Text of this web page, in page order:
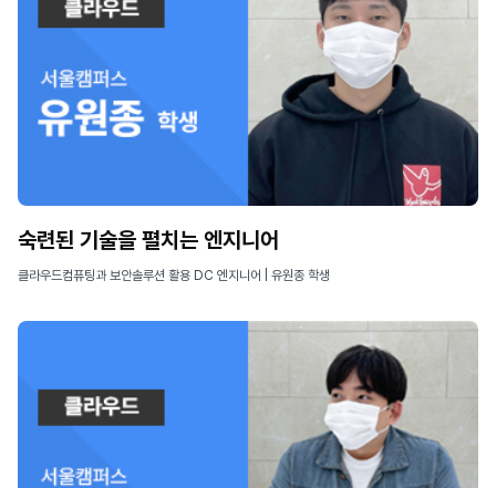
숙련된 기술을 펼치는 엔지니어
클라우드컴퓨팅과 보안솔루션 활용 DC 엔지니어 | 유원종 학생